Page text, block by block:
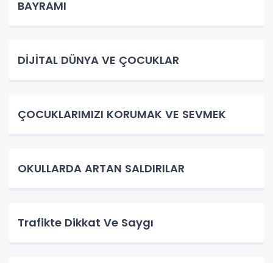
BAYRAMI
DİJİTAL DÜNYA VE ÇOCUKLAR
ÇOCUKLARIMIZI KORUMAK VE SEVMEK
OKULLARDA ARTAN SALDIRILAR
Trafikte Dikkat Ve Saygı